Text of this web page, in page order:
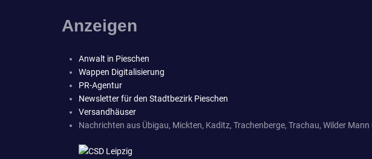
Anzeigen
Anwalt in Pieschen
Wappen Digitalisierung
PR-Agentur
Newsletter für den Stadtbezirk Pieschen
Versandhäuser
Nachrichten aus Übigau, Mickten, Kaditz, Trachenberge, Trachau, Wilder